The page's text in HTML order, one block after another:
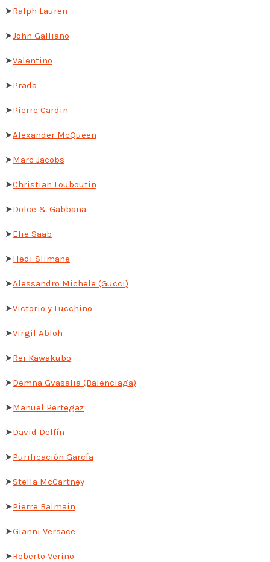
➤Ralph Lauren
➤John Galliano
➤Valentino
➤Prada
➤Pierre Cardin
➤Alexander McQueen
➤Marc Jacobs
➤Christian Louboutin
➤Dolce & Gabbana
➤Elie Saab
➤Hedi Slimane
➤Alessandro Michele (Gucci)
➤Victorio y Lucchino
➤Virgil Abloh
➤Rei Kawakubo
➤Demna Gvasalia (Balenciaga)
➤Manuel Pertegaz
➤David Delfín
➤Purificación García
➤Stella McCartney
➤Pierre Balmain
➤Gianni Versace
➤Roberto Verino